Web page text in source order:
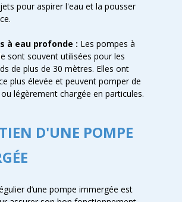
pour aspirer l'eau et la pousser
à eau profonde : Les pompes à
sont souvent utilisées pour les
de plus de 30 mètres. Elles ont
plus élevée et peuvent pomper de
légèrement chargée en particules.
D'UNE POMPE
d’une pompe immergée est